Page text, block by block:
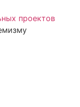
проектов